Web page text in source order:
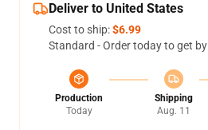
Deliver to United States
Cost to ship:$6.99
Standard - Order today to get by
Production
Today
Shipping
Aug. 11